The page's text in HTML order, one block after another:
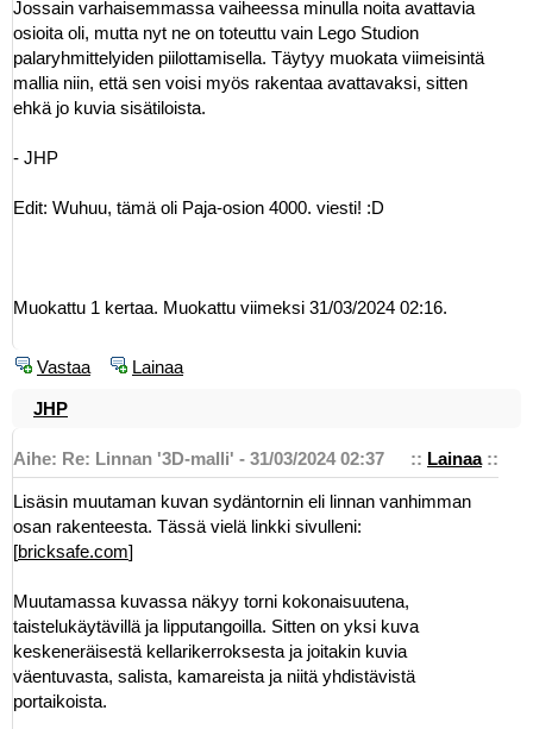
Jossain varhaisemmassa vaiheessa minulla noita avattavia
osioita oli, mutta nyt ne on toteuttu vain Lego Studion
palaryhmittelyiden piilottamisella. Täytyy muokata viimeisintä
mallia niin, että sen voisi myös rakentaa avattavaksi, sitten
ehkä jo kuvia sisätiloista.
- JHP
Edit: Wuhuu, tämä oli Paja-osion 4000. viesti! :D
Muokattu 1 kertaa. Muokattu viimeksi 31/03/2024 02:16.
Vastaa Lainaa
JHP
:: Lainaa::
Aihe: Re: Linnan '3D-malli' - 31/03/2024 02:37
Lisäsin muutaman kuvan sydäntornin eli linnan vanhimman
osan rakenteesta. Tässä vielä linkki sivulleni:
[bricksafe.com]
Muutamassa kuvassa näkyy torni kokonaisuutena,
taistelukäytävillä ja lipputangoilla. Sitten on yksi kuva
keskeneräisestä kellarikerroksesta ja joitakin kuvia
väentuvasta, salista, kamareista ja niitä yhdistävistä
portaikoista.